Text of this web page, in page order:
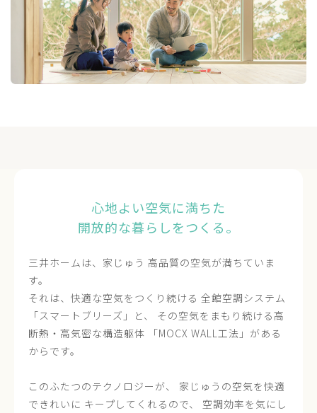
心地よい空気に満ちた
開放的な暮らしをつくる。
三井ホームは、家じゅう 高品質の空気が満ちていま
す。
それは、快適な空気をつくり続ける 全館空調システム
「スマートブリーズ」と、 その空気をまもり続ける高
断熱・高気密な構造躯体
「MOCX WALL工法」がある
からです。
このふたつのテクノロジーが、 家じゅうの空気を快適
できれいに キープしてくれるので、 空調効率を気にし